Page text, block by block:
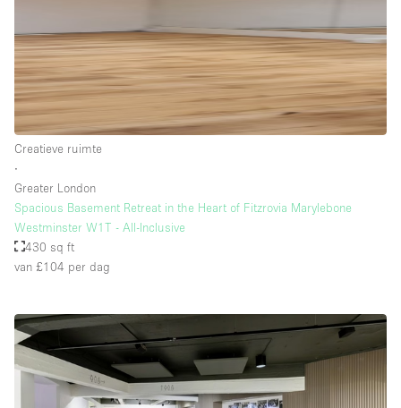
Verdieping/Toegang:
Begane grond tuin
Winkelcentrum
Terras
Boven
Creatieve ruimte
∙
Greater London
Spacious Basement Retreat in the Heart of Fitzrovia Marylebone
Westminster W1T - All-Inclusive
430 sq ft
van £104 per dag